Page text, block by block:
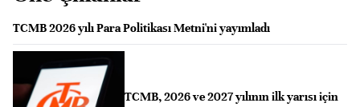
TCMB 2026 yılı Para Politikası Metni'ni yayımladı
TCMB, 2026 ve 2027 yılının ilk yarısı için